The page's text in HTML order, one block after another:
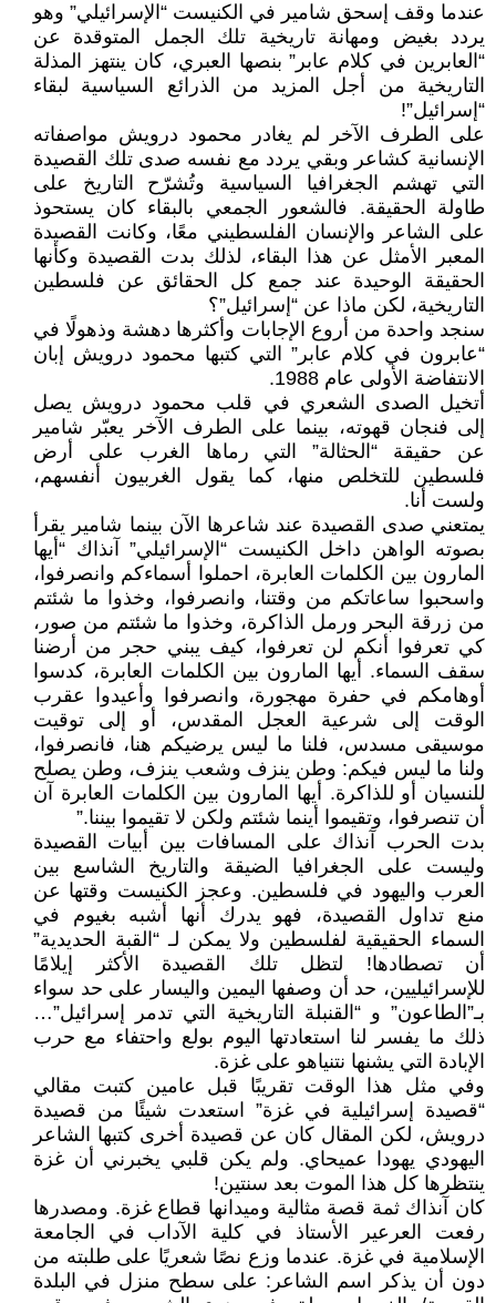
عندما وقف إسحق شامير في الكنيست “الإسرائيلي” وهو
يردد بغيض ومهانة تاريخية تلك الجمل المتوقدة عن
“العابرين في كلام عابر” بنصها العبري، كان ينتهز المذلة
التاريخية من أجل المزيد من الذرائع السياسية لبقاء
“إسرائيل”!
على الطرف الآخر لم يغادر محمود درويش مواصفاته
الإنسانية كشاعر وبقي يردد مع نفسه صدى تلك القصيدة
التي تهشم الجغرافيا السياسية وتُشرّح التاريخ على
طاولة الحقيقة. فالشعور الجمعي بالبقاء كان يستحوذ
على الشاعر والإنسان الفلسطيني معًا، وكانت القصيدة
المعبر الأمثل عن هذا البقاء، لذلك بدت القصيدة وكأنها
الحقيقة الوحيدة عند جمع كل الحقائق عن فلسطين
التاريخية، لكن ماذا عن “إسرائيل”؟
سنجد واحدة من أروع الإجابات وأكثرها دهشة وذهولًا في
“عابرون في كلام عابر” التي كتبها محمود درويش إبان
الانتفاضة الأولى عام 1988.
أتخيل الصدى الشعري في قلب محمود درويش يصل
إلى فنجان قهوته، بينما على الطرف الآخر يعبّر شامير
عن حقيقة “الحثالة” التي رماها الغرب على أرض
فلسطين للتخلص منها، كما يقول الغربيون أنفسهم،
ولست أنا.
يمتعني صدى القصيدة عند شاعرها الآن بينما شامير يقرأ
بصوته الواهن داخل الكنيست “الإسرائيلي” آنذاك “أيها
المارون بين الكلمات العابرة، احملوا أسماءكم وانصرفوا،
واسحبوا ساعاتكم من وقتنا، وانصرفوا، وخذوا ما شئتم
من زرقة البحر ورمل الذاكرة، وخذوا ما شئتم من صور،
كي تعرفوا أنكم لن تعرفوا، كيف يبني حجر من أرضنا
سقف السماء. أيها المارون بين الكلمات العابرة، كدسوا
أوهامكم في حفرة مهجورة، وانصرفوا وأعيدوا عقرب
الوقت إلى شرعية العجل المقدس، أو إلى توقيت
موسيقى مسدس، فلنا ما ليس يرضيكم هنا، فانصرفوا،
ولنا ما ليس فيكم: وطن ينزف وشعب ينزف، وطن يصلح
للنسيان أو للذاكرة. أيها المارون بين الكلمات العابرة آن
أن تنصرفوا، وتقيموا أينما شئتم ولكن لا تقيموا بيننا.”
بدت الحرب آنذاك على المسافات بين أبيات القصيدة
وليست على الجغرافيا الضيقة والتاريخ الشاسع بين
العرب واليهود في فلسطين. وعجز الكنيست وقتها عن
منع تداول القصيدة، فهو يدرك أنها أشبه بغيوم في
السماء الحقيقية لفلسطين ولا يمكن لـ “القبة الحديدية”
أن تصطادها! لتظل تلك القصيدة الأكثر إيلامًا
للإسرائيليين، حد أن وصفها اليمين واليسار على حد سواء
بـ”الطاعون” و “القنبلة التاريخية التي تدمر إسرائيل”…
ذلك ما يفسر لنا استعادتها اليوم بولع واحتفاء مع حرب
الإبادة التي يشنها نتنياهو على غزة.
وفي مثل هذا الوقت تقريبًا قبل عامين كتبت مقالي
“قصيدة إسرائيلية في غزة” استعدت شيئًا من قصيدة
درويش، لكن المقال كان عن قصيدة أخرى كتبها الشاعر
اليهودي يهودا عميحاي. ولم يكن قلبي يخبرني أن غزة
ينتظرها كل هذا الموت بعد سنتين!
كان آنذاك ثمة قصة مثالية وميدانها قطاع غزة. ومصدرها
رفعت العرعير الأستاذ في كلية الآداب في الجامعة
الإسلامية في غزة. عندما وزع نصًا شعريًا على طلبته من
دون أن يذكر اسم الشاعر: على سطح منزل في البلدة